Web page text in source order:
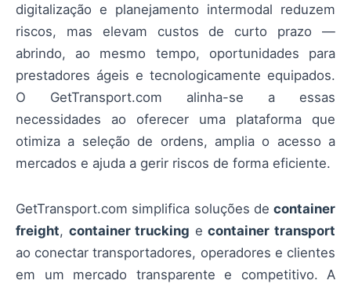
digitalização e planejamento intermodal reduzem
riscos, mas elevam custos de curto prazo —
abrindo, ao mesmo tempo, oportunidades para
prestadores ágeis e tecnologicamente equipados.
O GetTransport.com alinha-se a essas
necessidades ao oferecer uma plataforma que
otimiza a seleção de ordens, amplia o acesso a
mercados e ajuda a gerir riscos de forma eficiente.
GetTransport.com simplifica soluções de container
freight, container trucking econtainer transport
ao conectar transportadores, operadores e clientes
em um mercado transparente e competitivo. A